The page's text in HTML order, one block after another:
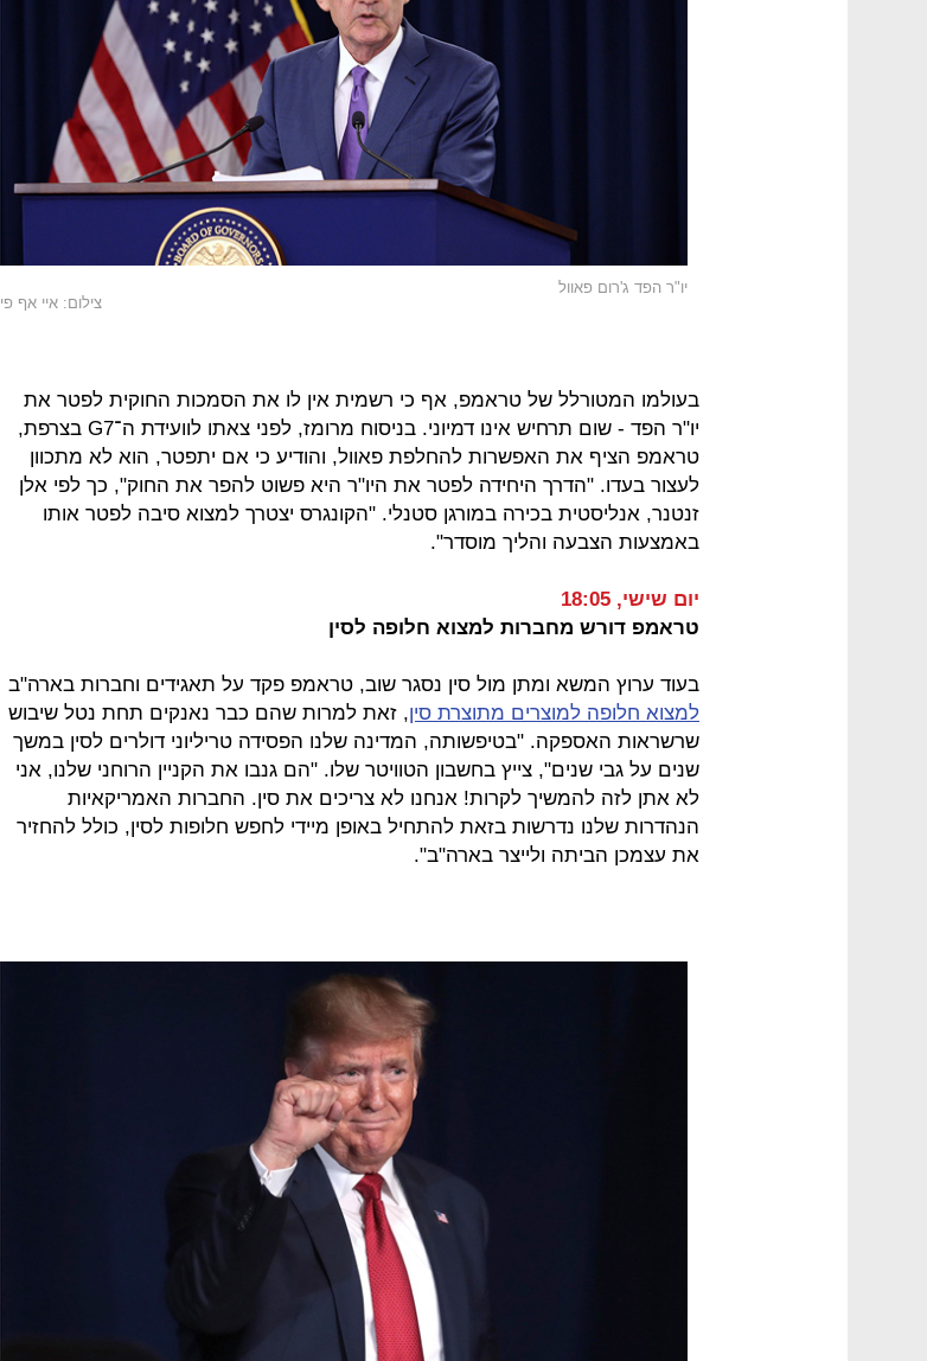
יו"ר הפד ג'רום פאוול
צילום: איי אף פי
בעולמו המטורלל של טראמפ, אף כי רשמית אין לו את הסמכות החוקית לפטר את
יו"ר הפד - שום תרחיש אינו דמיוני. בניסוח מרומז, לפני צאתו לוועידת ה־G7 בצרפת,
טראמפ הציף את האפשרות להחלפת פאוול, והודיע כי אם יתפטר, הוא לא מתכוון
לעצור בעדו. "הדרך היחידה לפטר את היו"ר היא פשוט להפר את החוק", כך לפי אלן
זנטנר, אנליסטית בכירה במורגן סטנלי. "הקונגרס יצטרך למצוא סיבה לפטר אותו
באמצעות הצבעה והליך מוסדר".
יום שישי, 18:05
טראמפ דורש מחברות למצוא חלופה לסין
בעוד ערוץ המשא ומתן מול סין נסגר שוב, טראמפ פקד על תאגידים וחברות בארה"ב
למצוא חלופה למוצרים מתוצרת סין, זאת למרות שהם כבר נאנקים תחת נטל שיבוש
שרשראות האספקה. "בטיפשותה, המדינה שלנו הפסידה טריליוני דולרים לסין במשך
שנים על גבי שנים", צייץ בחשבון הטוויטר שלו. "הם גנבו את הקניין הרוחני שלנו, אני
לא אתן לזה להמשיך לקרות! אנחנו לא צריכים את סין. החברות האמריקאיות
הנהדרות שלנו נדרשות בזאת להתחיל באופן מיידי לחפש חלופות לסין, כולל להחזיר
את עצמכן הביתה ולייצר בארה"ב".